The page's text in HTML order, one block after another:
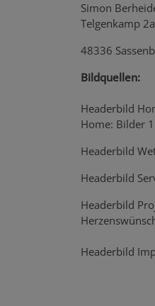
Simon
Telgenkamp 2a
48336
Bildquellen:
Headerbild
Home: Bilder
Headerbild
Headerbild
Headerbild
Headerbild